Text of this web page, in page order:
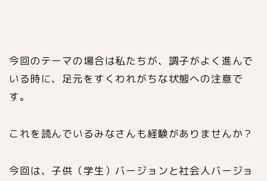
今回のテーマの場合は私たちが、調子がよく進んで
いる時に、足元をすくわれがちな状態への注意で
す。
これを読んでいるみなさんも経験がありませんか？
今回は、子供（学生）バージョンと社会人バージョ